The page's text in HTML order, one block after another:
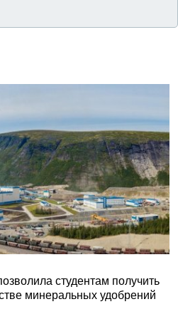
студентам получить
минеральных удобрений